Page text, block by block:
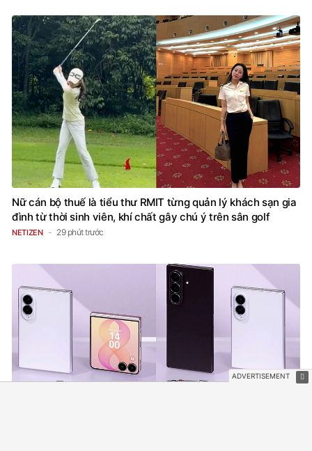
Nữ cán bộ thuế là tiểu thư RMIT từng quản lý khách sạn gia
đình từ thời sinh viên, khí chất gây chú ý trên sân golf
NETIZEN 29 phút trước